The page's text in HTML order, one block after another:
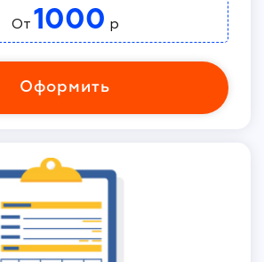
От 1000 р
Оформить